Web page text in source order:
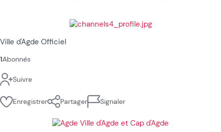
Ville d'Agde Officiel
1Abonnés
Suivre
Enregistrer Partager Signaler